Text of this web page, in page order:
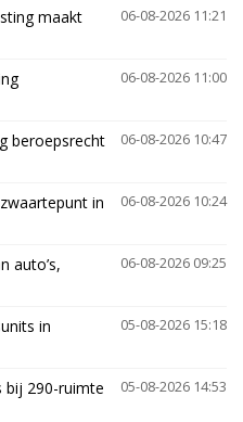
06-08-2026 11:21
maakt
06-08-2026 11:00
06-08-2026 10:47
beroepsrecht
06-08-2026 10:24
in
06-08-2026 09:25
auto’s,
05-08-2026 15:18
in
05-08-2026 14:53
bij 290-ruimte